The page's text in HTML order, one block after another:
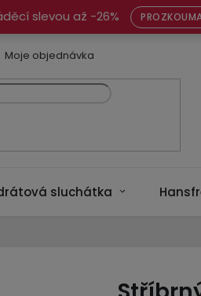
slevou až -26%
Moje objednávka
sluchátka